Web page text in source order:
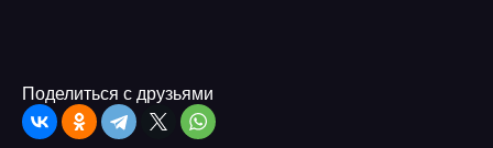
Поделиться с друзьями